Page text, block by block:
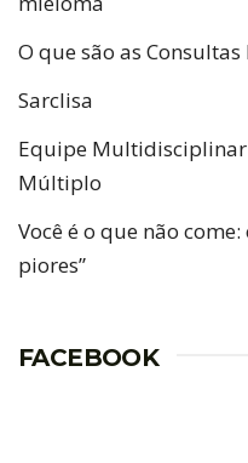
O que são as
Sarclisa
Equipe
Múltiplo
Você é o que não
piores”
FACEBOOK